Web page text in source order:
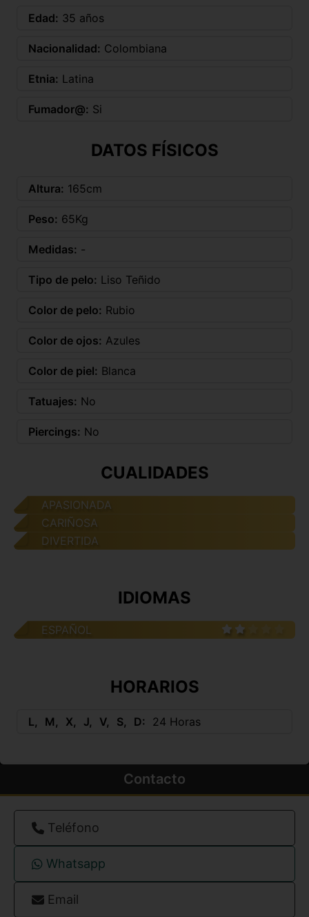
Edad: 35 años
Nacionalidad: Colombiana
Etnia: Latina
Fumador@: Si
DATOS FÍSICOS
Altura: 165cm
Peso: 65Kg
Medidas: -
Tipo de pelo: Liso Teñido
Color de pelo: Rubio
Color de ojos: Azules
Color de piel: Blanca
Tatuajes: No
Piercings: No
CUALIDADES
APASIONADA
CARIÑOSA
DIVERTIDA
IDIOMAS
ESPAÑOL
HORARIOS
L M X J V S D 24 Horas
Contacto
Teléfono
Whatsapp
Email